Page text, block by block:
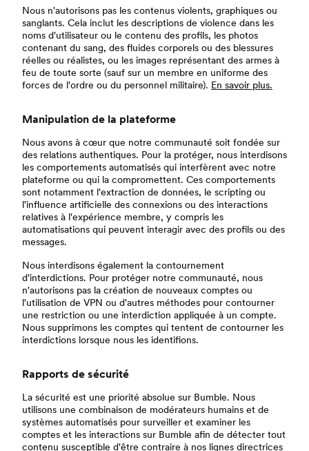
Nous n'autorisons pas les contenus violents, graphiques ou
sanglants. Cela inclut les descriptions de violence dans les
noms d'utilisateur ou le contenu des profils, les photos
contenant du sang, des fluides corporels ou des blessures
réelles ou réalistes, ou les images représentant des armes à
feu de toute sorte (sauf sur un membre en uniforme des
forces de l'ordre ou du personnel militaire). En savoir plus.
Manipulation de la plateforme
Nous avons à cœur que notre communauté soit fondée sur
des relations authentiques. Pour la protéger, nous interdisons
les comportements automatisés qui interfèrent avec notre
plateforme ou qui la compromettent. Ces comportements
sont notamment l'extraction de données, le scripting ou
l'influence artificielle des connexions ou des interactions
relatives à l'expérience membre, y compris les
automatisations qui peuvent interagir avec des profils ou des
messages.
Nous interdisons également la contournement
d'interdictions. Pour protéger notre communauté, nous
n'autorisons pas la création de nouveaux comptes ou
l'utilisation de VPN ou d'autres méthodes pour contourner
une restriction ou une interdiction appliquée à un compte.
Nous supprimons les comptes qui tentent de contourner les
interdictions lorsque nous les identifions.
Rapports de sécurité
La sécurité est une priorité absolue sur Bumble. Nous
utilisons une combinaison de modérateurs humains et de
systèmes automatisés pour surveiller et examiner les
comptes et les interactions sur Bumble afin de détecter tout
contenu susceptible d'être contraire à nos lignes directrices